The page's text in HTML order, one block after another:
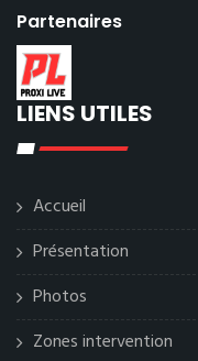
Partenaires
LIENS UTILES
Accueil
Présentation
Photos
Zones intervention